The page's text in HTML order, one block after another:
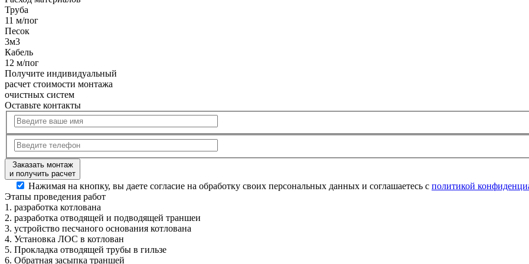
Труба
11 м/пог
Песок
3м3
Кабель
12 м/пог
Получите индивидуальный
расчет стоимости монтажа
очистных систем
Оставьте контакты
Заказать монтаж
и получить расчет
Нажимая на кнопку, вы даете согласие на обработку своих персональных данных и соглашаетесь с политикой
Этапы проведения работ
1. разработка котлована
2. разработка отводящей и подводящей траншеи
3. устройство песчаного основания котлована
4. Установка ЛОС в котлован
5. Прокладка отводящей трубы в гильзе
6. Обратная засыпка траншей